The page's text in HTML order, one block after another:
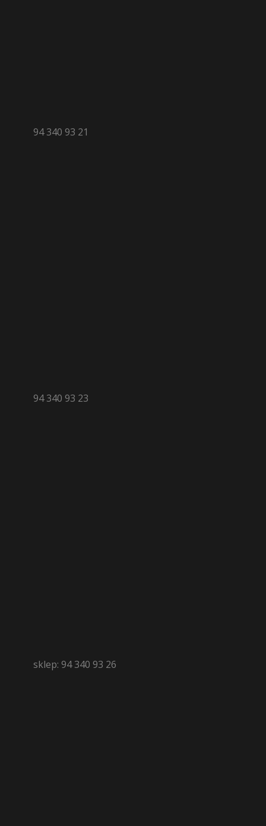
94 340 93 21
94 340 93 23
sklep: 94 340 93 26